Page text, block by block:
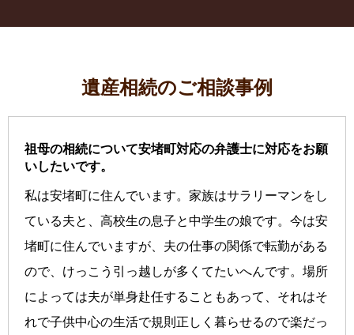
遺産相続のご相談事例
祖母の相続について安堵町対応の弁護士に対応をお願
いしたいです。
私は安堵町に住んでいます。家族はサラリーマンをし
ている夫と、高校生の息子と中学生の娘です。今は安
堵町に住んでいますが、夫の仕事の関係で転勤がある
ので、けっこう引っ越しが多くてたいへんです。場所
によっては夫が単身赴任することもあって、それはそ
れで子供中心の生活で規則正しく暮らせるので楽だっ